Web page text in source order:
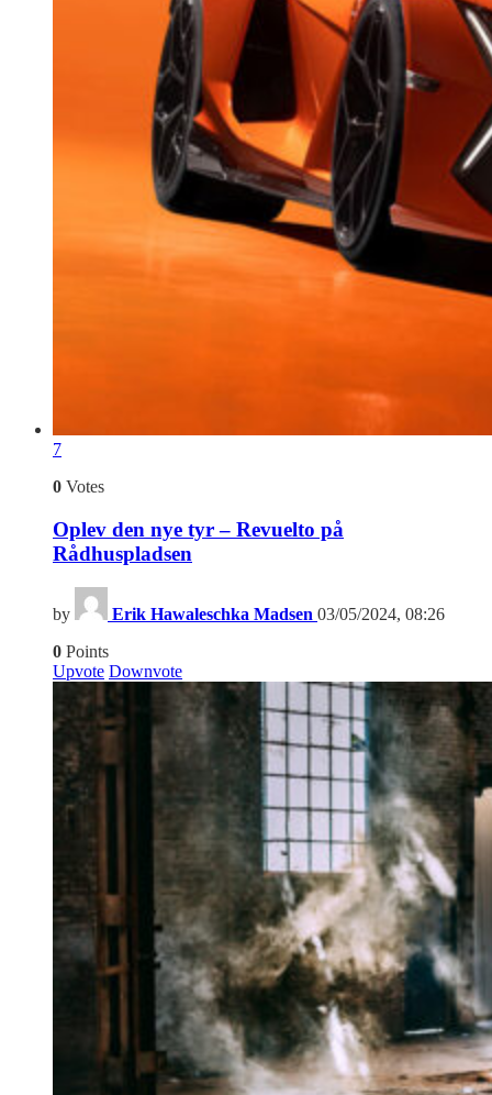
7
0 Votes
Oplev den nye tyr – Revuelto på
Rådhuspladsen
by Erik Hawaleschka Madsen 03/05/2024, 08:26
0 Points
Upvote Downvote